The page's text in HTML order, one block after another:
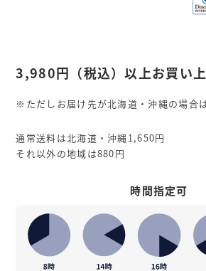
3,980円 （税込）以上お買い
※ただしお届け先が北海道・沖縄の場合
通常送料は北海道・沖縄1,650円
それ以外の地域は880円
時間指定可